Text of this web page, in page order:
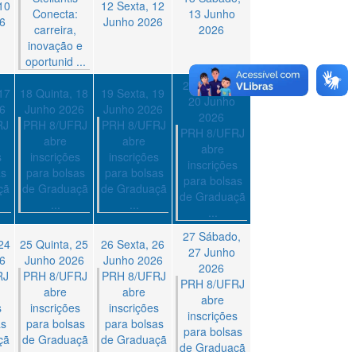
Conecta:
carreira,
inovação e
oportunid ...
12 Sexta, 12
Junho 2026
13 Junho
2026
18 Quinta, 18
Junho 2026
PRH 8/UFRJ
abre
inscrições
para bolsas
de Graduaçã
...
19 Sexta, 19
Junho 2026
PRH 8/UFRJ
abre
inscrições
para bolsas
de Graduaçã
...
20
Sábado,
20 Junho
2026
PRH 8/UFRJ
abre
inscrições
para bolsas
de Graduaçã
...
25 Quinta, 25
Junho 2026
PRH 8/UFRJ
abre
inscrições
para bolsas
de Graduaçã
26 Sexta, 26
Junho 2026
PRH 8/UFRJ
abre
inscrições
para bolsas
de Graduaçã
27 Sábado,
27 Junho
2026
PRH 8/UFRJ
abre
inscrições
para bolsas
de Graduaçã